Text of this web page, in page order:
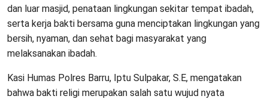
dan luar masjid, penataan lingkungan sekitar tempat ibadah,
serta kerja bakti bersama guna menciptakan lingkungan yang
bersih, nyaman, dan sehat bagi masyarakat yang
melaksanakan ibadah.
Kasi Humas Polres Barru, Iptu Sulpakar, S.E, mengatakan
bahwa bakti religi merupakan salah satu wujud nyata